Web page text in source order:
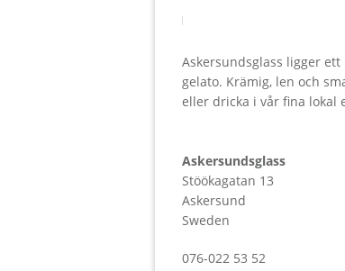
Askersundsglass ligger
gelato. Krämig, len och
eller dricka i vår fina lokal
Askersundsglass
Stöökagatan 13
Askersund
Sweden
076-022 53 52